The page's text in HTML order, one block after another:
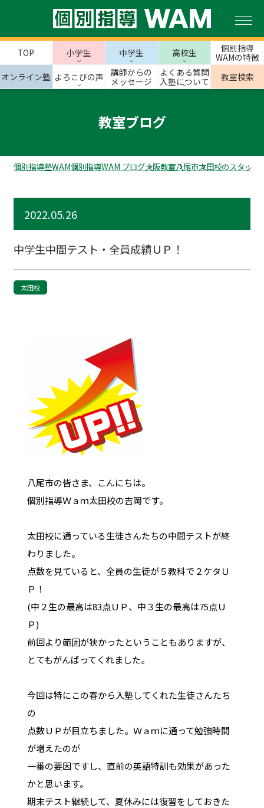
TOP 小学生 中学生 高校生
個別指導
WAMの特徴
オンライン塾 よろこびの声
講師からの
メッセージ
よくある質問
入塾について
教室検索
教室ブログ
個別指導塾WAM個別指導WAM ブログ大阪教室八尾市太田校のスタッフ
2022.05.26
中学生中間テスト・全員成績ＵＰ！
太田校
八尾市の皆さま、こんにちは。
個別指導Ｗａｍ太田校の吉岡です。
太田校に通っている生徒さんたちの中間テストが終
わりました。
点数を見ていると、全員の生徒が５教科で２ケタＵ
Ｐ！
(中２生の最高は83点ＵＰ、中３生の最高は75点Ｕ
Ｐ)
前回より範囲が狭かったということもありますが、
とてもがんばってくれました。
今回は特にこの春から入塾してくれた生徒さんたち
の
点数ＵＰが目立ちました。Ｗａｍに通って勉強時間
が増えたのが
一番の要因ですし、直前の英語特訓も効果があった
かと思います。
期末テスト継続して、夏休みには復習をしておきた